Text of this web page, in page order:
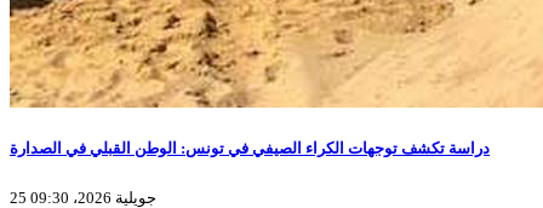
دراسة تكشف توجهات الكراء الصيفي في تونس: الوطن القبلي في الصدارة
25 جويلية 2026، 09:30